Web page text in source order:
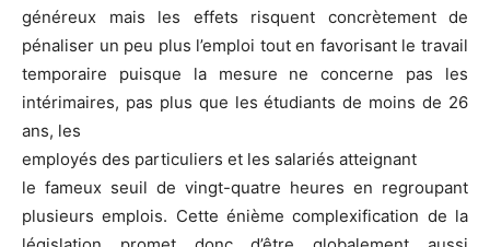
généreux mais les effets risquent concrètement de
pénaliser un peu plus l’emploi tout en favorisant le travail
temporaire puisque la mesure ne concerne pas les
intérimaires, pas plus que les étudiants de moins de 26
ans, les
employés des particuliers et les salariés atteignant
le fameux seuil de vingt-quatre heures en regroupant
plusieurs emplois. Cette énième complexification de la